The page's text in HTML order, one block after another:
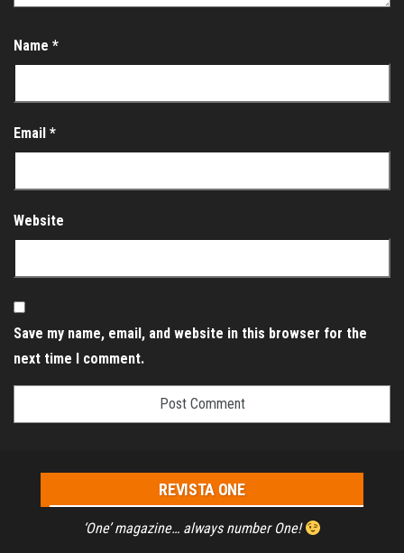
Name *
Email *
Website
Save my name, email, and website in this browser for the
next time I comment.
REVISTA ONE
‘One’ magazine… always number One!